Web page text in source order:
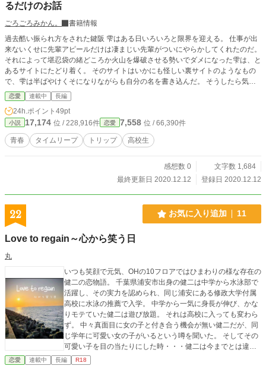
るだけのお話
ごろごろみかん。
書籍情報
過去酷い振られ方をされた鍵阪 雫はある日いろいろと限界を迎える。 仕事が出
来ないくせに先輩アピールだけは凄まじい先輩がついにやらかしてくれたのだ。
それによって堪忍袋の緒どころか火山を爆破させる勢いでダメになった雫は、と
あるサイトにたどり着く。 そのサイトはいかにも怪しい裏サイトのようなもの
で、雫は半ばやけくそになりながらも自分の名を書き込んだ。 そうしたら気が
つくと雫は、一番最悪なタイミングで過去に戻ってしまったようで………？
恋愛 連載中 長編
24h.ポイント 49pt
小説 17,174 位 / 228,916件 恋愛 7,558 位 / 66,390件
青春 タイムリープ トリップ 高校生
感想数 0
文字数 1,684
最終更新日 2020.12.12
登録日 2020.12.12
22 お気に入り追加 11
Love to regain～心から笑う日
丸
いつも笑顔で元気、OHの10フロアではひまわりの様な存在の
健二の恋物語。 千葉県浦安市出身の健二は中学から水泳部で
活躍し、その実力を認められ、同じ浦安にある修政大学付属
高校に水泳の推薦で入学。 中学から一気に身長が伸び、かな
りモテていた健二は遊び放題。 それは高校に入っても変わら
ず。 中々真面目に女の子と付き合う機会が無い健二だが、同
じ学年に可愛い女の子がいるという噂を聞いた。 そしてその
可愛い子を目の当たりにした時・・・健二は今までとは違う
感情が沸く。 しかし、その子は自分の友人と付き合いだし健
恋愛 連載中 長編 R18